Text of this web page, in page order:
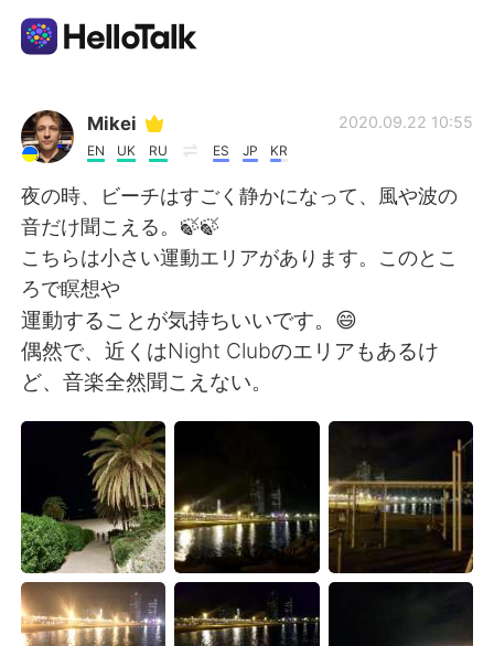
語言交換應用
AI Grammar Checker
繁體中文
English 简体中文
Español العربية
Français
日本語 한국어
Русский ไทย
Indonesia Italiano
Mikei
EN UK RU ES JP KR
2020.09.22 10:55
夜の時、ビーチはすごく静かになって、風や波の
音だけ聞こえる。🍃🍃
こちらは小さい運動エリアがあります。このとこ
ろで瞑想や
運動することが気持ちいいです。😄
偶然で、近くはNight Clubのエリアもあるけ
ど、音楽全然聞こえない。